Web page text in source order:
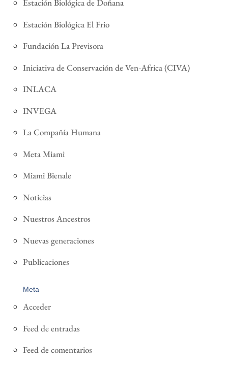
Estación Biológica de Doñana
Estación Biológica El Frio
Fundación La Previsora
Iniciativa de Conservación de Ven-Africa (CIVA)
INLACA
INVEGA
La Compañía Humana
Meta Miami
Miami Bienale
Noticias
Nuestros Ancestros
Nuevas generaciones
Publicaciones
Meta
Acceder
Feed de entradas
Feed de comentarios